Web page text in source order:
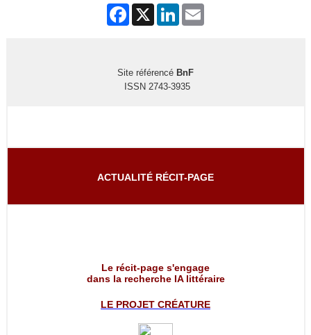
Facebook
X LinkedIn
Site référencé BnF
ISSN 2743-3935
ACTUALITÉ RÉCIT-PAGE
Le récit-page s'engage
dans la recherche IA littéraire
LE PROJET CRÉATURE